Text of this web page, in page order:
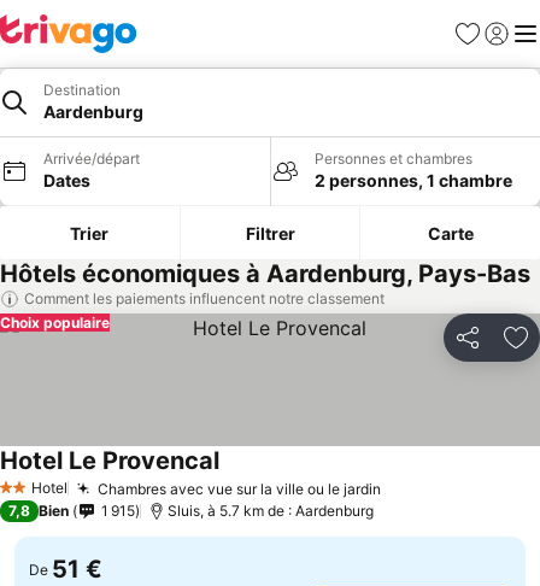
Favoris
Se
Destination
Aardenburg
Arrivée/départ
Dates
Personnes et chambres
2 personnes, 1 chambre
Trier Filtrer Carte
Hôtels économiques à Aardenburg, Pays-Bas
Comment les paiements influencent notre classement
Partager
Choix populaire
2 Étoiles
Hotel Chambres avec vue sur la ville ou le jardin
Hotel Le Provencal
7,8 Bien 1 915 Sluis, à 5.7 km de : Aardenburg
De 51 €